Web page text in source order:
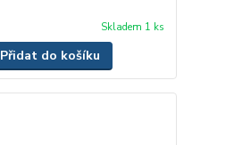
Skladem 1 ks
Přidat do košíku